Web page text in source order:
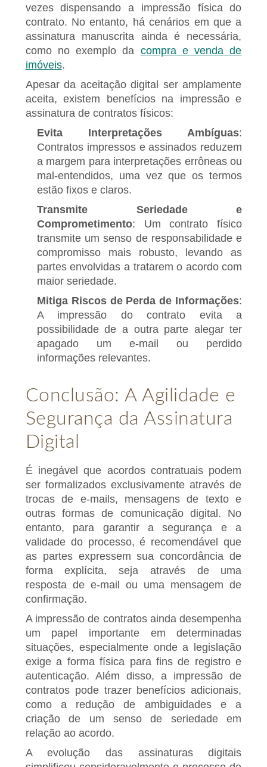
vezes dispensando a impressão física do
contrato. No entanto, há cenários em que a
assinatura manuscrita ainda é necessária,
como no exemplo da compra e venda de
imóveis.
Apesar da aceitação digital ser amplamente
aceita, existem benefícios na impressão e
assinatura de contratos físicos:
Evita Interpretações Ambíguas:
Contratos impressos e assinados reduzem
a margem para interpretações errôneas ou
mal-entendidos, uma vez que os termos
estão fixos e claros.
Transmite Seriedade e
Comprometimento: Um contrato físico
transmite um senso de responsabilidade e
compromisso mais robusto, levando as
partes envolvidas a tratarem o acordo com
maior seriedade.
Mitiga Riscos de Perda de Informações:
A impressão do contrato evita a
possibilidade de a outra parte alegar ter
apagado um e-mail ou perdido
informações relevantes.
Conclusão: A Agilidade e
Segurança da Assinatura
Digital
É inegável que acordos contratuais podem
ser formalizados exclusivamente através de
trocas de e-mails, mensagens de texto e
outras formas de comunicação digital. No
entanto, para garantir a segurança e a
validade do processo, é recomendável que
as partes expressem sua concordância de
forma explícita, seja através de uma
resposta de e-mail ou uma mensagem de
confirmação.
A impressão de contratos ainda desempenha
um papel importante em determinadas
situações, especialmente onde a legislação
exige a forma física para fins de registro e
autenticação. Além disso, a impressão de
contratos pode trazer benefícios adicionais,
como a redução de ambiguidades e a
criação de um senso de seriedade em
relação ao acordo.
A evolução das assinaturas digitais